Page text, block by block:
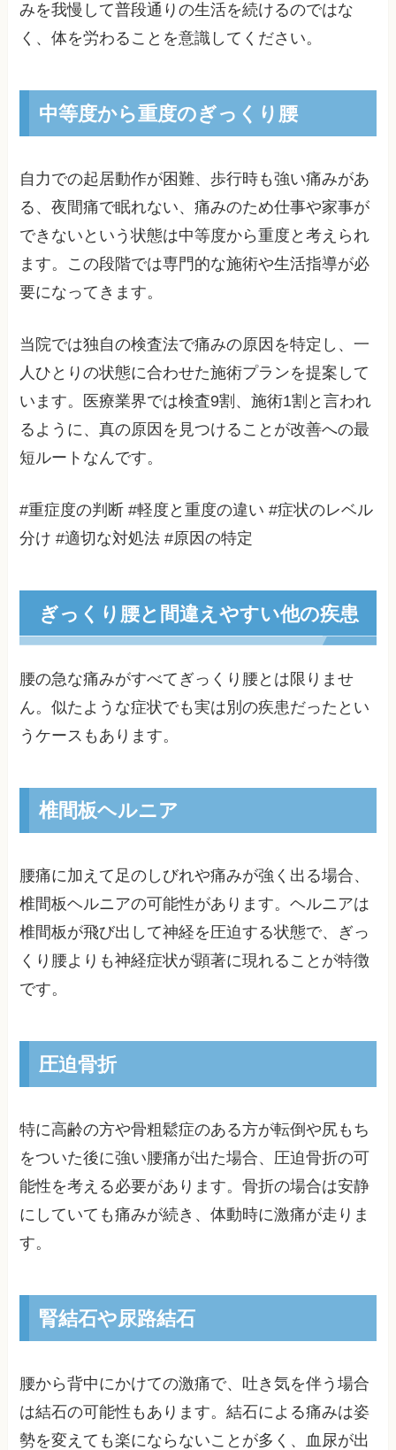
みを我慢して普段通りの生活を続けるのではな
く、体を労わることを意識してください。
中等度から重度のぎっくり腰
自力での起居動作が困難、歩行時も強い痛みがあ
る、夜間痛で眠れない、痛みのため仕事や家事が
できないという状態は中等度から重度と考えられ
ます。この段階では専門的な施術や生活指導が必
要になってきます。
当院では独自の検査法で痛みの原因を特定し、一
人ひとりの状態に合わせた施術プランを提案して
います。医療業界では検査9割、施術1割と言われ
るように、真の原因を見つけることが改善への最
短ルートなんです。
#重症度の判断 #軽度と重度の違い #症状のレベル
分け #適切な対処法 #原因の特定
ぎっくり腰と間違えやすい他の疾患
腰の急な痛みがすべてぎっくり腰とは限りませ
ん。似たような症状でも実は別の疾患だったとい
うケースもあります。
椎間板ヘルニア
腰痛に加えて足のしびれや痛みが強く出る場合、
椎間板ヘルニアの可能性があります。ヘルニアは
椎間板が飛び出して神経を圧迫する状態で、ぎっ
くり腰よりも神経症状が顕著に現れることが特徴
です。
圧迫骨折
特に高齢の方や骨粗鬆症のある方が転倒や尻もち
をついた後に強い腰痛が出た場合、圧迫骨折の可
能性を考える必要があります。骨折の場合は安静
にしていても痛みが続き、体動時に激痛が走りま
す。
腎結石や尿路結石
腰から背中にかけての激痛で、吐き気を伴う場合
は結石の可能性もあります。結石による痛みは姿
勢を変えても楽にならないことが多く、血尿が出